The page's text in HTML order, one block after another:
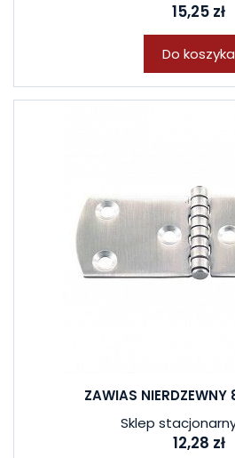
15,25 zł
Do koszyka
ZAWIAS
Sklep
12,28 zł